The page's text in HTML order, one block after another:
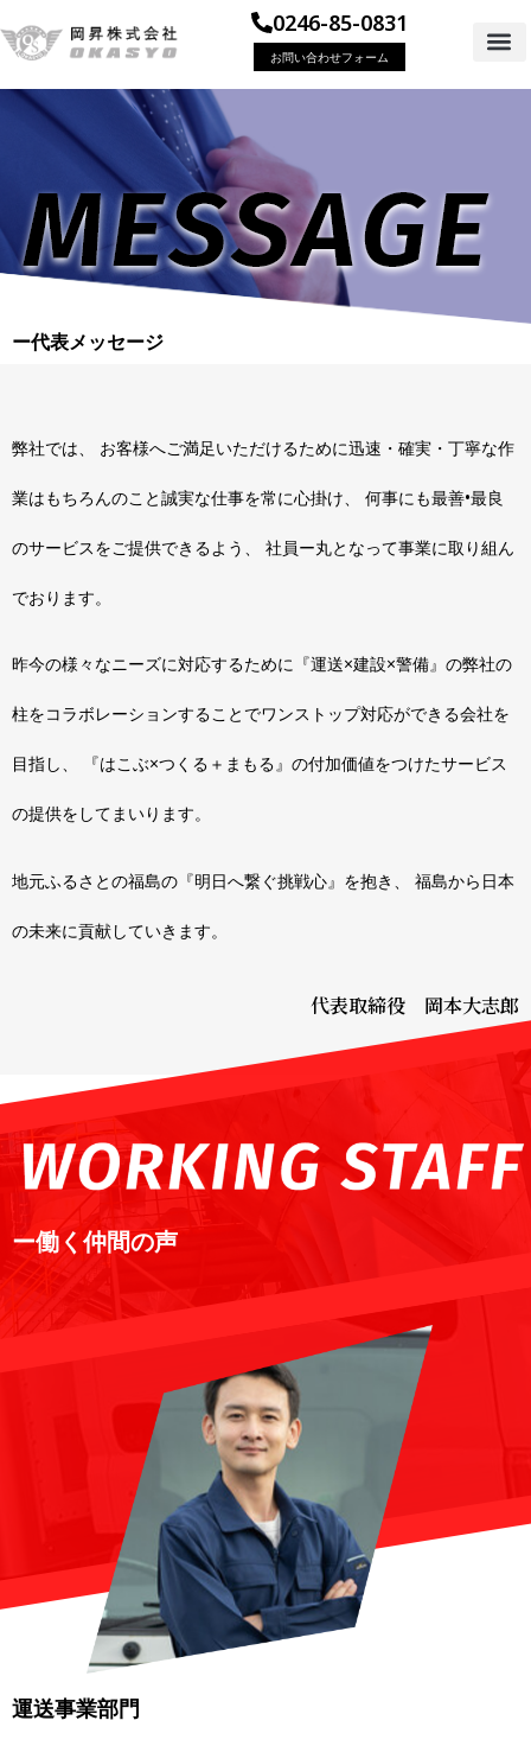
0246-85-0831
お問い合わせフォーム
ー代表メッセージ
弊社では、 お客様へご満足いただけるために迅速・確実・丁寧な作
業はもちろんのこと誠実な仕事を常に心掛け、 何事にも最善•最良
のサービスをご提供できるよう、 社員ー丸となって事業に取り組ん
でおります。
昨今の様々なニーズに対応するために『運送×建設×警備』の弊社の
柱をコラボレーションすることでワンストップ対応ができる会社を
目指し、 『はこぶ×つくる＋まもる』の付加価値をつけたサービス
の提供をしてまいります。
地元ふるさとの福島の『明日へ繋ぐ挑戦心』を抱き、 福島から日本
の未来に貢献していきます。
代表取締役 岡本大志郎
ー働く仲間の声
運送事業部門